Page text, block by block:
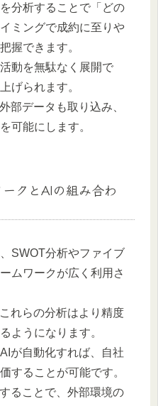
分析することで「どの
ミングで成約に至りや
握できます。
動を無駄なく展開で
げられます。
部データも取り込み、
可能にします。
クとAIの組み合わ
SWOT分析やファイブ
ムワークが広く利用さ
れらの分析はより精度
ようになります。
が自動化すれば、自社
することが可能です。
ることで、外部環境の